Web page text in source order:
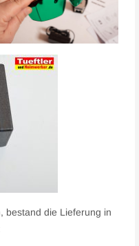
bestand die Lieferung in